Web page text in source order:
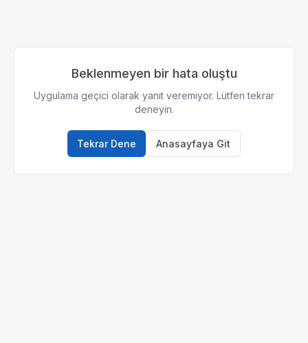
Beklenmeyen bir hata oluştu
Uygulama geçici olarak yanıt veremiyor. Lütfen tekrar
deneyin.
Tekrar Dene Anasayfaya Git